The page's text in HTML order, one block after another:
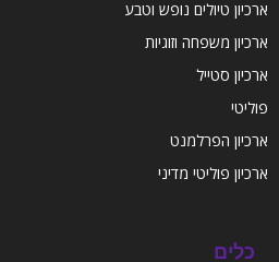
ארכיון טיולים נופש וטבע
ארכיון משפחה וזוגיות
ארכיון סטייל
פוליטי
ארכיון הפרלמנט
ארכיון פוליטי מדיני
כלים